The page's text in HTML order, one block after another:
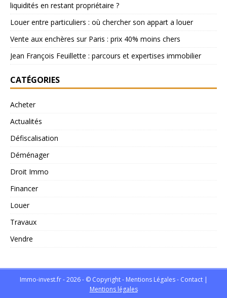
liquidités en restant propriétaire ?
Louer entre particuliers : où chercher son appart a louer
Vente aux enchères sur Paris : prix 40% moins chers
Jean François Feuillette : parcours et expertises immobilier
CATÉGORIES
Acheter
Actualités
Défiscalisation
Déménager
Droit Immo
Financer
Louer
Travaux
Vendre
Immo-invest.fr - 2026 - © Copyright - Mentions Légales - Contact |
Mentions légales